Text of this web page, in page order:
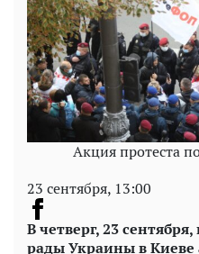
Акция протеста
23 сентября, 13:00
В четверг, 23
рады Украины в Киеве